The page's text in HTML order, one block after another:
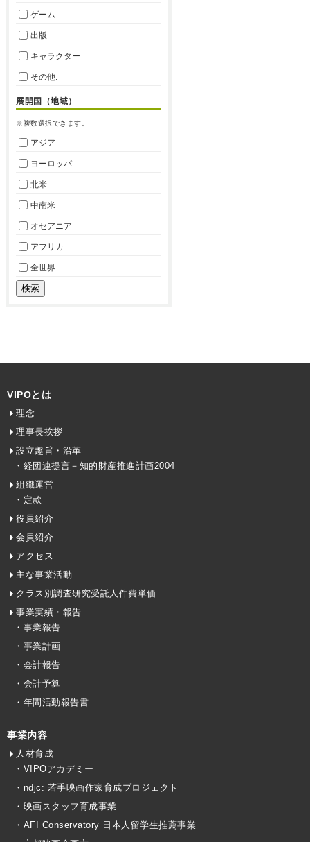
ゲーム
出版
キャラクター
その他.
展開国（地域）
※複数選択できます。
アジア
ヨーロッパ
北米
中南米
オセアニア
アフリカ
全世界
VIPOとは
理念
理事長挨拶
設立趣旨・沿革
・経団連提言－知的財産推進計画2004
組織運営
・定款
役員紹介
会員紹介
アクセス
主な事業活動
クラス別調査研究受託人件費単価
事業実績・報告
・事業報告
・事業計画
・会計報告
・会計予算
・年間活動報告書
事業内容
人材育成
・VIPOアカデミー
・ndjc: 若手映画作家育成プロジェクト
・映画スタッフ育成事業
・AFI Conservatory 日本人留学生推薦事業